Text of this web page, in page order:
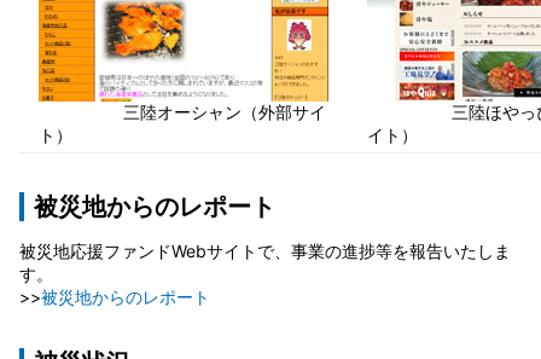
三陸オーシャン（外部サイ
ト）
三陸ほやっぴ
イト）
被災地からのレポート
被災地応援ファンドWebサイトで、事業の進捗等を報告いたしま
す。
>>被災地からのレポート